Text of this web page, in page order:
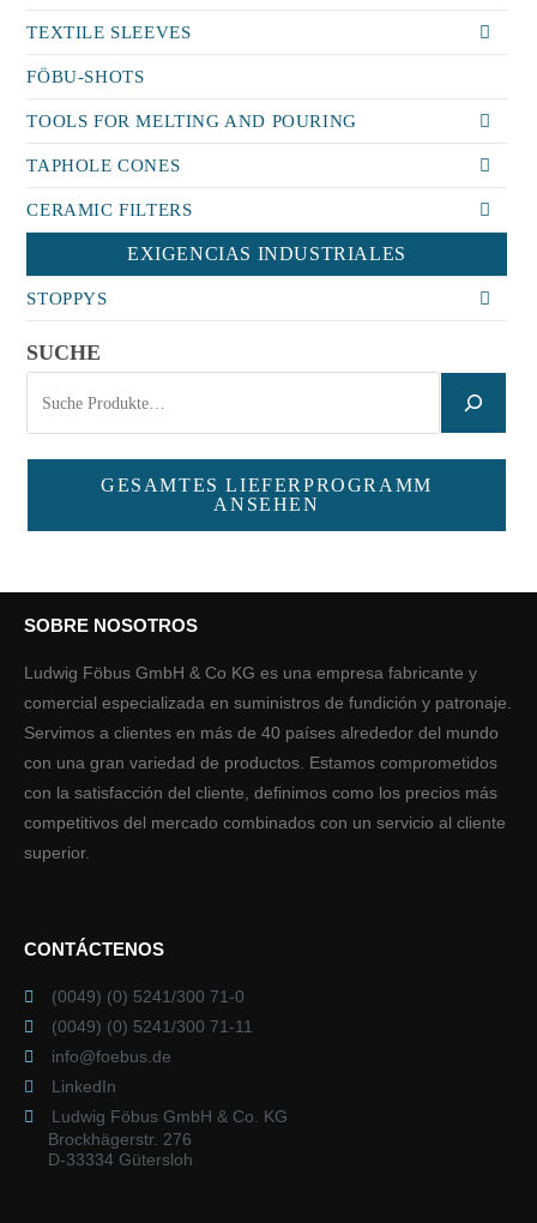
TEXTILE SLEEVES
FÖBU-SHOTS
TOOLS FOR MELTING AND POURING
TAPHOLE CONES
CERAMIC FILTERS
EXIGENCIAS INDUSTRIALES
STOPPYS
SUCHE
GESAMTES LIEFERPROGRAMM
ANSEHEN
SOBRE NOSOTROS
Ludwig Föbus GmbH & Co KG es una empresa fabricante y
comercial especializada en suministros de fundición y patronaje.
Servimos a clientes en más de 40 países alrededor del mundo
con una gran variedad de productos. Estamos comprometidos
con la satisfacción del cliente, definimos como los precios más
competitivos del mercado combinados con un servicio al cliente
superior.
CONTÁCTENOS
(0049) (0) 5241/300 71-0
(0049) (0) 5241/300 71-11
info@foebus.de
LinkedIn
Ludwig Föbus GmbH & Co. KG
Brockhägerstr. 276
D-33334 Gütersloh